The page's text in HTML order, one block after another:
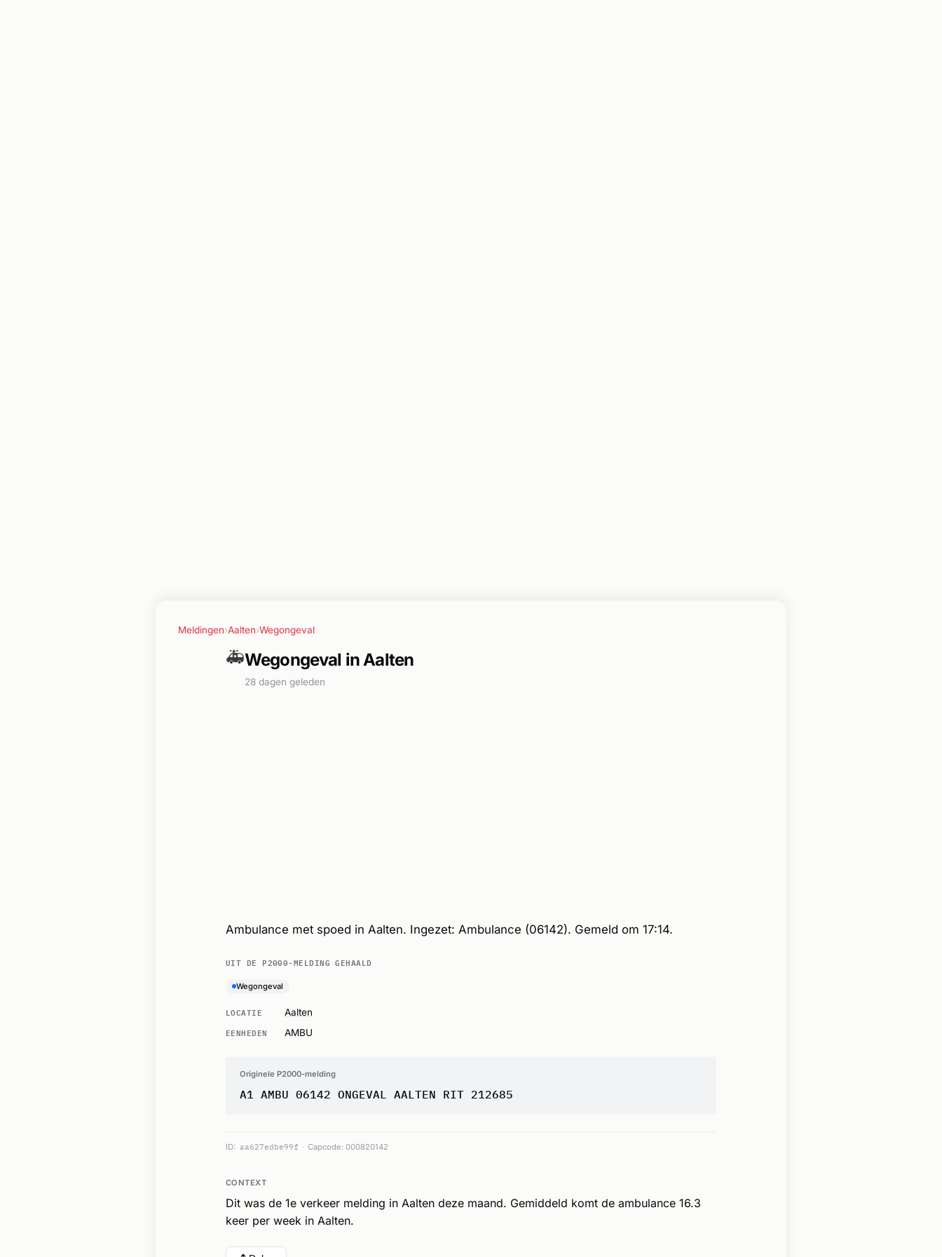
Meldingen›Aalten›Wegongeval
🚑Wegongeval in Aalten
28 dagen geleden
Ambulance met spoed in Aalten. Ingezet: Ambulance (06142). Gemeld om 17:14.
UIT DE P2000-MELDING GEHAALD
Wegongeval
LOCATIE Aalten
EENHEDEN AMBU
Originele P2000-melding
A1 AMBU 06142 ONGEVAL AALTEN RIT 212685
ID: aa627edbe99f Capcode: 000820142
CONTEXT
Dit was de 1e verkeer melding in Aalten deze maand. Gemiddeld komt de ambulance 16.3
keer per week in Aalten.